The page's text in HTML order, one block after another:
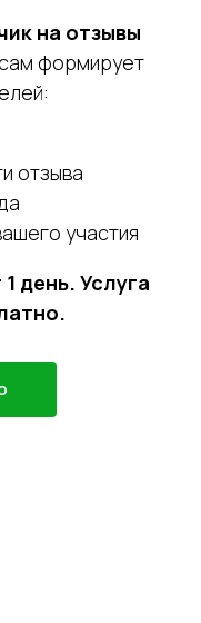
на отзывы
формирует
отзыва
участия
день. Услуга